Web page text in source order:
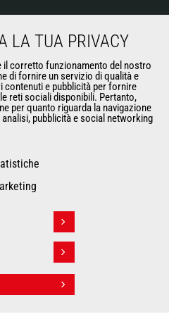
of Sale
LA TUA PRIVACY
il corretto funzionamento del nostro
di fornire un servizio di qualità e
e pubblicità per fornire
reti sociali disponibili. Pertanto,
per quanto riguarda la navigazione
pubblicità e social networking